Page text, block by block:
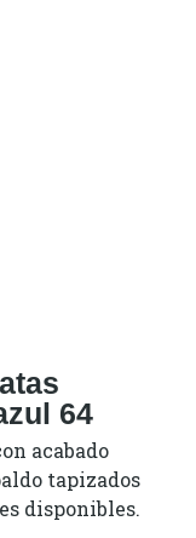
64
acabado
tapizados
disponibles.